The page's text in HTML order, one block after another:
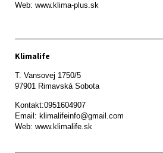
Klimalife
T. Vansovej 1750/5
97901 Rimavská Sobota
Kontakt:0951604907
Email: klimalifeinfo@gmail.com
Web: www.klimalife.sk